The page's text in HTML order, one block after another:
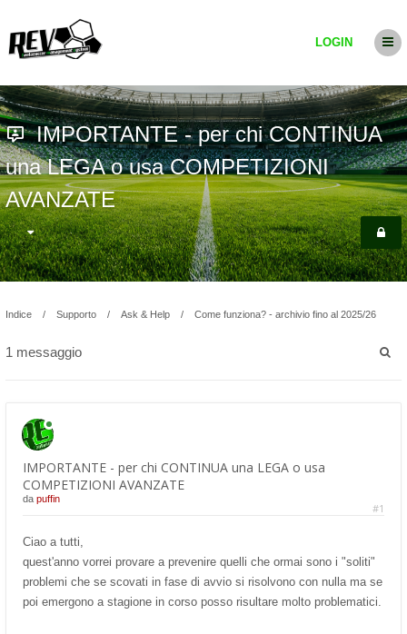
LOGIN
IMPORTANTE - per chi CONTINUA
una LEGA o usa COMPETIZIONI
AVANZATE
Indice Supporto Ask & Help Come funziona? - archivio fino al 2025/26
1 messaggio
IMPORTANTE - per chi CONTINUA una LEGA o usa
COMPETIZIONI AVANZATE
#1
da puffin
Ciao a tutti,
quest'anno vorrei provare a prevenire quelli che ormai sono i "soliti"
problemi che se scovati in fase di avvio si risolvono con nulla ma se
poi emergono a stagione in corso posso risultare molto problematici.